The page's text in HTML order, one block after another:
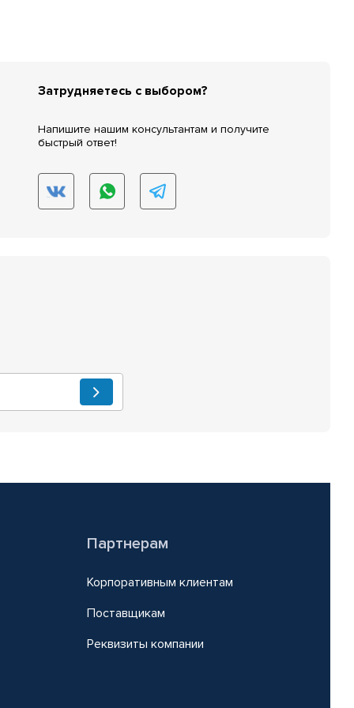
Затрудняетесь с выбором?
Напишите нашим консультантам и получите
быстрый ответ!
Партнерам
Корпоративным клиентам
Поставщикам
Реквизиты компании